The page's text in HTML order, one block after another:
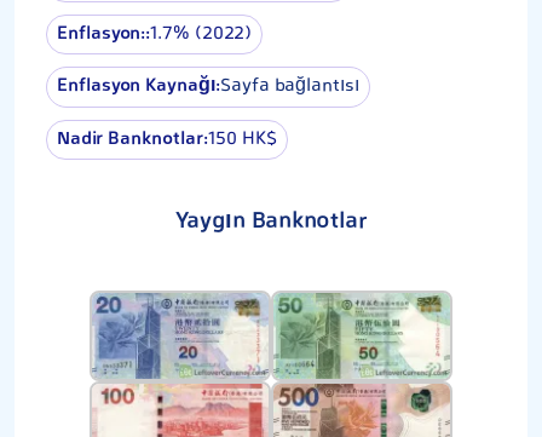
Enflasyon::1.7% (2022)
Enflasyon Kaynağı:Sayfa bağlantısı
Nadir Banknotlar:150 HK$
Yaygın Banknotlar